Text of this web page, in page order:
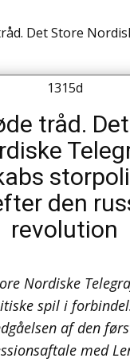
/ Specielle Bøger
/ Erindringer
Det Store
1315d
tråd.
den
revolution
Nordiske
spil i
af ​​den
med